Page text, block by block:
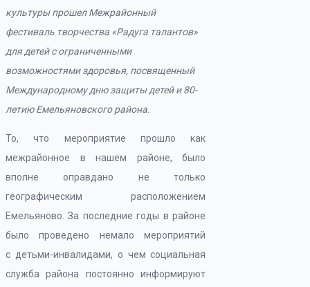
культуры прошел Межрайонный
фестиваль творчества «Радуга талантов»
для детей с ограниченными
возможностями здоровья, посвященный
Международному дню защиты детей и80-
летию Емельяновского района.
То, что мероприятие прошло как
межрайонное в нашем районе, было
вполне оправдано не только
географическим расположением
Емельяново. За последние годы в районе
было проведено немало мероприятий
с детьми-инвалидами, о чем социальная
служба района постоянно информируют